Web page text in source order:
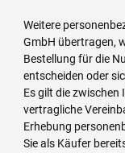
Weitere
GmbH übertragen,
Bestellung für die
entscheiden oder
Es gilt die zwischen
vertragliche
Erhebung
Sie als Käufer